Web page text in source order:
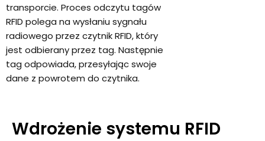
transporcie. Proces odczytu tagów
RFID polega na wysłaniu sygnału
radiowego przez czytnik RFID, który
jest odbierany przez tag. Następnie
tag odpowiada, przesyłając swoje
dane z powrotem do czytnika.
Wdrożenie systemu RFID